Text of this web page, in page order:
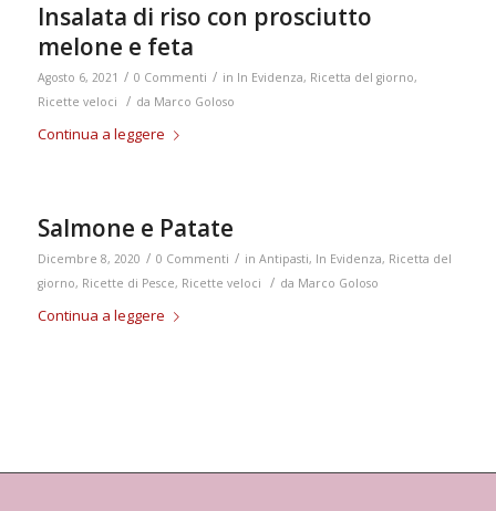
Insalata di riso con prosciutto
melone e feta
Agosto 6, 2021 / 0 Commenti / in In Evidenza, Ricetta del giorno,
Ricette veloci
/ da Marco Goloso
Continua a leggere
Salmone e Patate
Dicembre 8, 2020 / 0 Commenti / in Antipasti, In Evidenza, Ricetta del
giorno, Ricette di Pesce, Ricette veloci / da Marco Goloso
Continua a leggere